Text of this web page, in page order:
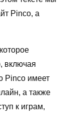
Pinco, а
включая
Pinco имеет
а также
к играм,